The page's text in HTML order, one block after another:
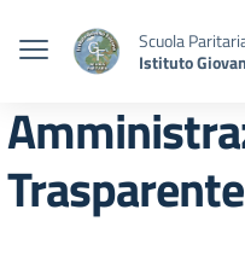
Scuola
Istituto
Trasparente